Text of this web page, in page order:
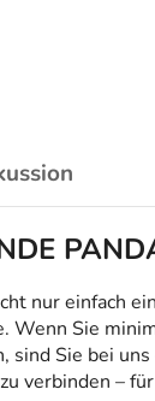
nur einfach
Wenn Sie
Sie bei
verbinden –